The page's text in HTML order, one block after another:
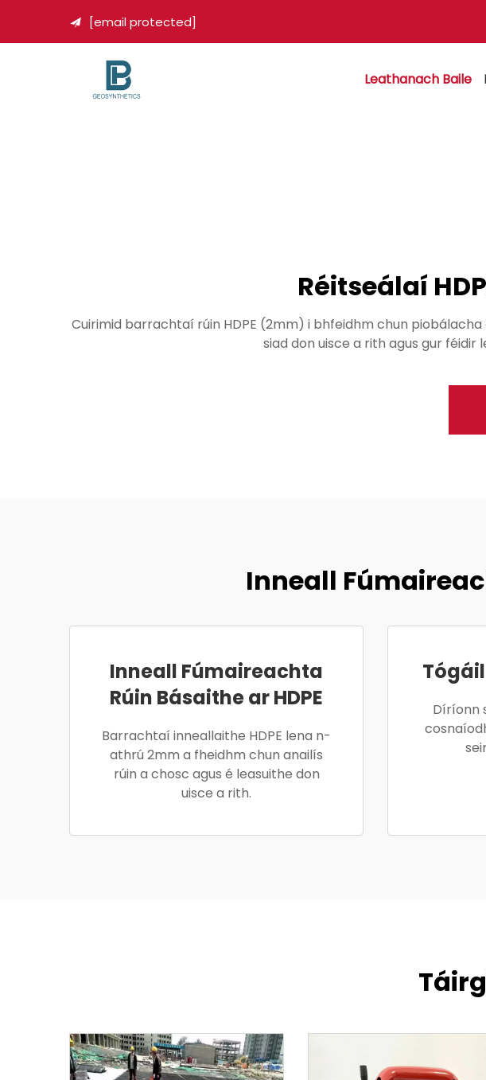
 [email protected]
Leathanach Baile
Réitseálaí
Cuirimid barrachtaí rúin HDPE (2mm) i bhfeidhm chun
siad don uisce a rith agus gur féidir
Inneall
Inneall Fúmaireachta
Rúin Básaithe ar HDPE
Barrachtaí inneallaithe HDPE lena n-
athrú 2mm a fheidhm chun anailís
rúin a chosc agus é leasuithe don
uisce a rith.
Díríonn